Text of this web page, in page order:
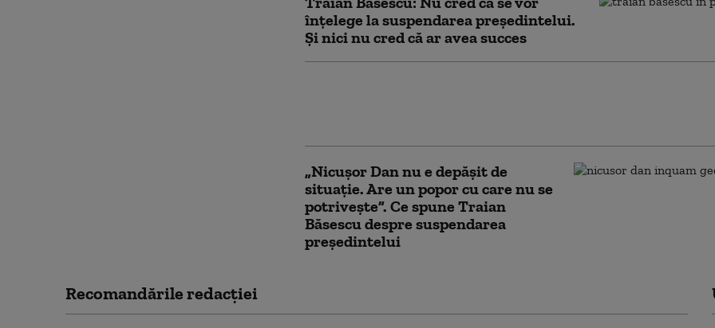
înţelege la suspendarea preşedintelui.
Şi nici nu cred că ar avea succes
„Nicușor Dan nu e depășit de
situație. Are un popor cu care nu se
potrivește”. Ce spune Traian
Băsescu despre suspendarea
președintelui
Recomandările redacţiei